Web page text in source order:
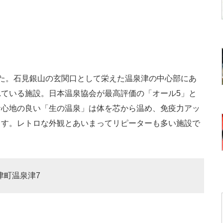
石見銀山の玄関口として栄えた温泉津の中心部にあ
いる施設。日本温泉協会が最高評価の「オール5」と
地の良い「生の温泉」は体を芯から温め、免疫力アッ
。レトロな外観とあいまってリピーターも多い施設で
町温泉津7